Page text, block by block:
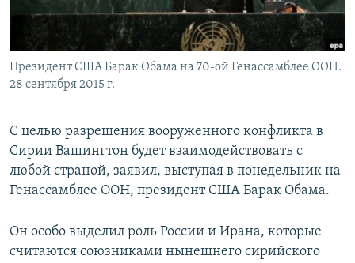
Президент США Барак Обама на 70-ой Генассамблее ООН.
28 сентября 2015 г.
С целью разрешения вооруженного конфликта в
Сирии Вашингтон будет взаимодействовать с
любой страной, заявил, выступая в понедельник на
Генассамблее ООН, президент США Барак Обама.
Он особо выделил роль России и Ирана, которые
считаются союзниками нынешнего сирийского